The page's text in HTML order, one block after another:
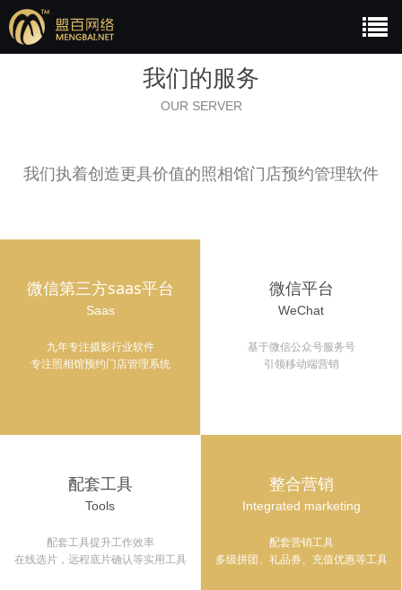
我们的服务
OUR SERVER
我们执着创造更具价值的照相馆门店预约管理软件
微信第三方saas平台
Saas
九年专注摄影行业软件
专注照相馆预约门店管理系统
微信平台
WeChat
基于微信公众号服务号
引领移动端营销
配套工具
Tools
配套工具提升工作效率
在线选片，远程底片确认等实用工具
整合营销
Integrated marketing
配套营销工具
多级拼团、礼品券、充值优惠等工具